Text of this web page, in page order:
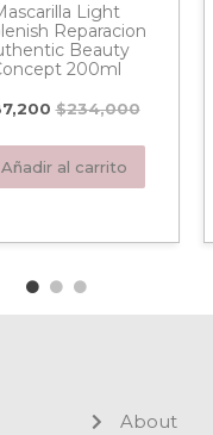
Light
Reparacion
Beauty
200ml
$234,000
Añadir al carrito
About